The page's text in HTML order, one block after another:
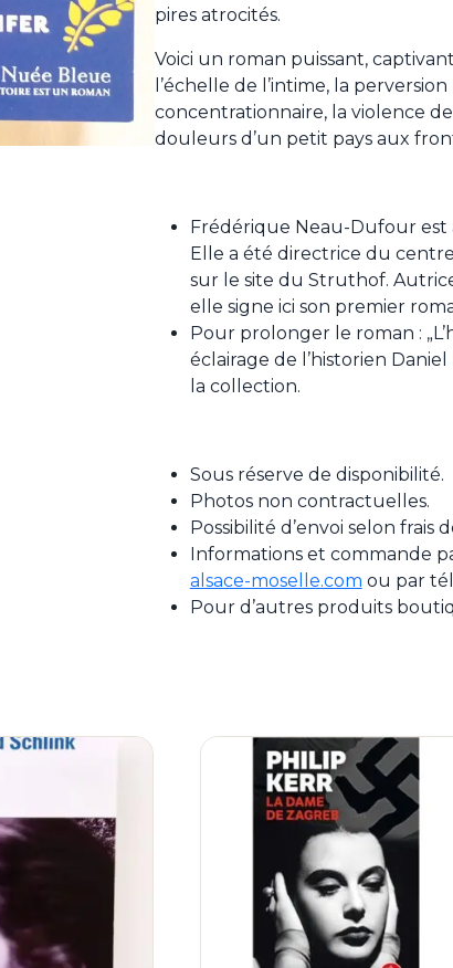
pires atrocités.
Voici un roman puissant,
l’échelle de l’intime, la
concentrationnaire, la violence
douleurs d’un petit pays aux
Frédérique Neau-Dufour
Elle a été directrice du
sur le site du Struthof.
elle signe ici son premier
Pour prolonger le roman :
éclairage de l’historien
la collection.
Sous réserve de disponibilité.
Photos non contractuelles.
Possibilité d’envoi selon frais
Informations et commande
alsace-moselle.com ou par
Pour d’autres produits